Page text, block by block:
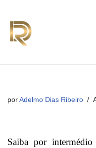
Avançar
para
por Adelmo Dias Ribeiro
Saiba por